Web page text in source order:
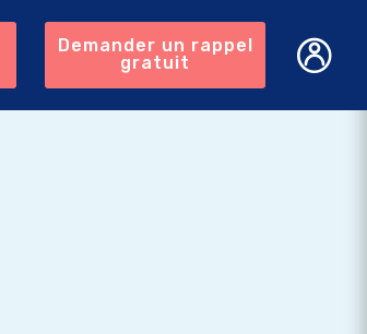
Demander un rappel
gratuit